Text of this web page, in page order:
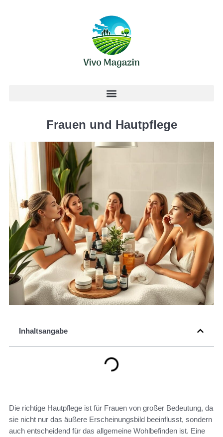
Frauen und Hautpflege
Inhaltsangabe
Die richtige Hautpflege ist für Frauen von großer Bedeutung, da
sie nicht nur das äußere Erscheinungsbild beeinflusst, sondern
auch entscheidend für das allgemeine Wohlbefinden ist. Eine